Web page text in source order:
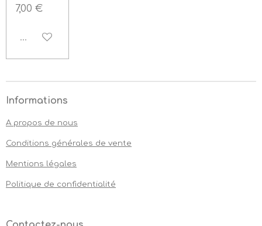
7,00 €
Désactivé
Informations
A propos de nous
Conditions générales de vente
Mentions légales
Politique de confidentialité